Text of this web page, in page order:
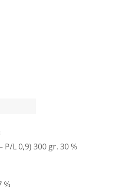
P/L 0,9) 300 gr. 30 %
%